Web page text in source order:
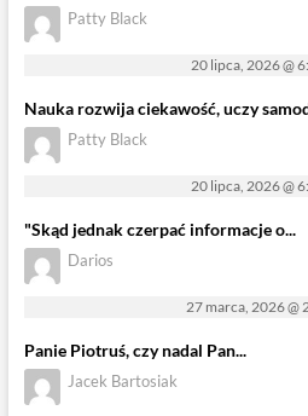
Patty Black
20 lipca, 2026 @
Nauka rozwija ciekawość, uczy
Patty Black
20 lipca, 2026 @
"Skąd jednak czerpać informacje o...
Darios
27 marca, 2026 @
Panie Piotruś, czy nadal Pan...
Jacek Bartosiak